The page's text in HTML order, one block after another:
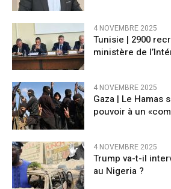
4 NOVEMBRE 2025
Tunisie | 2900
ministère de
4 NOVEMBRE 2025
Gaza | Le Hamas
pouvoir à un
4 NOVEMBRE 2025
Trump va-t-il
au Nigeria ?